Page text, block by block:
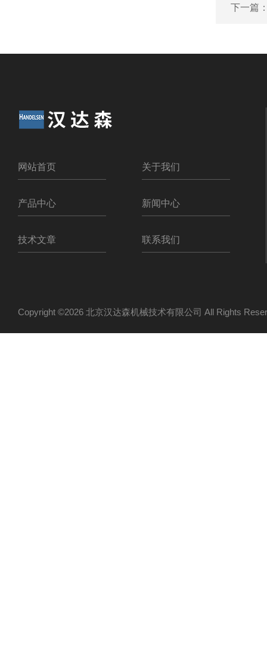
下一篇
网站首页 关于我们
产品中心 新闻中心
技术文章 联系我们
Copyright ©2026 北京汉达森机械技术有限公司 All Rights